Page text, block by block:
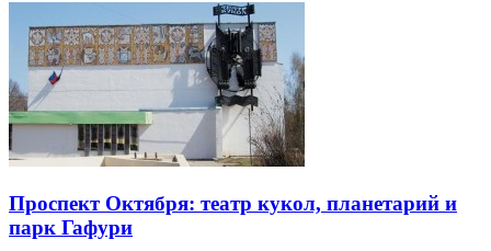
Проспект Октября: театр кукол, планетарий и
парк Гафури